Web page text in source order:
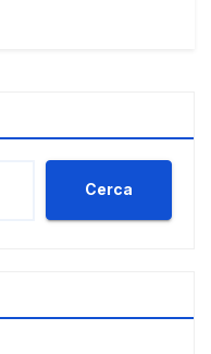
Cerca